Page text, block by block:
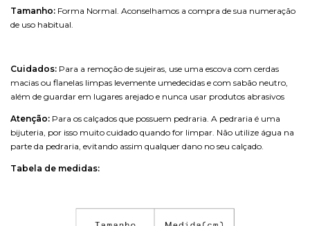
Tamanho: Forma Normal. Aconselhamos a compra de sua numeração
de uso habitual.
Cuidados: Para a remoção de sujeiras, use uma escova com cerdas
macias ou flanelas limpas levemente umedecidas e com sabão neutro,
além de guardar em lugares arejado e nunca usar produtos abrasivos
Atenção: Para os calçados que possuem pedraria. A pedraria é uma
bijuteria, por isso muito cuidado quando for limpar. Não utilize água na
parte da pedraria, evitando assim qualquer dano no seu calçado.
Tabela de medidas: